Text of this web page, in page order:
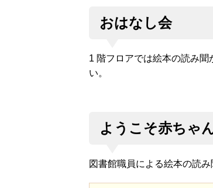
おはなし会
1 階フロアでは絵本の読み
い。
ようこそ赤ちゃ
図書館職員による絵本の読